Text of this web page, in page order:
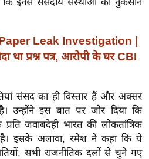
Leak Investigation |
था प्रश्न पत्र, आरोपी के घर CBI
संसद का ही विस्तार हैं और अक्सर
उन्होंने इस बात पर जोर दिया कि
प्रति जवाबदेही भारत की लोकतांत्रिक
है। इसके अलावा, रमेश ने कहा कि ये
सभी राजनीतिक दलों से चुने गए